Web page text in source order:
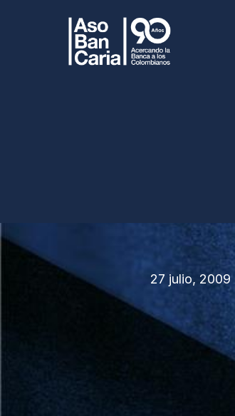
27 julio, 2009